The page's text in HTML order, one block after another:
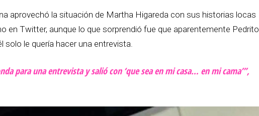
aprovechó la situación de Martha Higareda con sus historias locas
en Twitter, aunque lo que sorprendió fue que aparentemente Pedrito
solo le quería hacer una entrevista.
para una entrevista y salió con ‘que sea en mi casa… en mi cama’”,